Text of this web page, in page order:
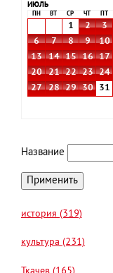
ИЮЛЬ
ПН ВТ СР ЧТ
1 2 3
6
7 8 9 10
13
14 15 16 17
20
21 22 23 24
27
28 29 30 31
Название
история (319)
культура (231)
Ткачев (165)